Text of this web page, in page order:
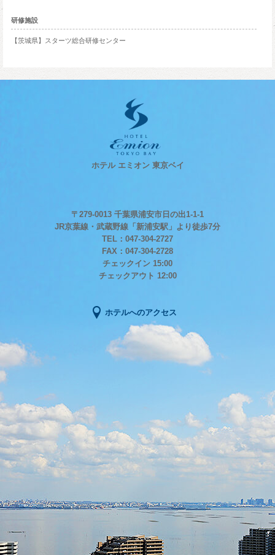
研修施設
【茨城県】スターツ総合研修センター
ホテル エミオン 東京ベイ
〒279-0013 千葉県浦安市日の出1-1-1
JR京葉線・武蔵野線「新浦安駅」より徒歩7分
TEL：047-304-2727
FAX：047-304-2728
チェックイン 15:00
チェックアウト 12:00
ホテルへのアクセス